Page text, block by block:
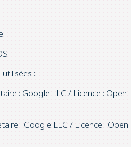
:
utilisées :
: Google LLC / Licence : Open
: Google LLC / Licence : Open